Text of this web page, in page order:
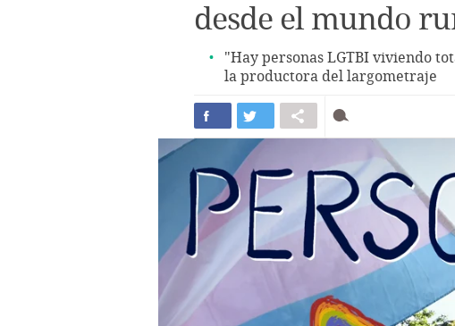
desde el mundo
"Hay personas LGTBI viviendo
la productora del largometraje